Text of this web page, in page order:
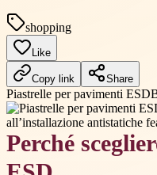
shopping
Like
Copy link Share
Piastrelle per pavimenti ESD
Perché